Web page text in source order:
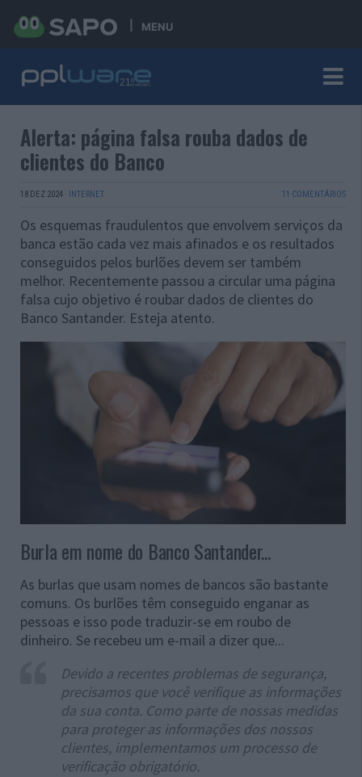
MENU
Alerta: página falsa rouba dados de
clientes do Banco
18 DEZ 2024 · INTERNET 11 COMENTÁRIOS
Os esquemas fraudulentos que envolvem serviços da
banca estão cada vez mais afinados e os resultados
conseguidos pelos burlões devem ser também
melhor. Recentemente passou a circular uma página
falsa cujo objetivo é roubar dados de clientes do
Banco Santander. Esteja atento.
Burla em nome do Banco Santander...
As burlas que usam nomes de bancos são bastante
comuns. Os burlões têm conseguido enganar as
pessoas e isso pode traduzir-se em roubo de
dinheiro. Se recebeu um e-mail a dizer que...
Devido a recentes problemas de segurança,
precisamos que você verifique as informações
da sua conta. Como parte de nossas medidas
para proteger as informações dos nossos
clientes, implementamos um processo de
verificação obrigatório.